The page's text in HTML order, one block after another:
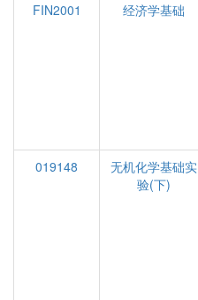
FIN2001
经济学基础
019148
无机化学基础实
验(下)